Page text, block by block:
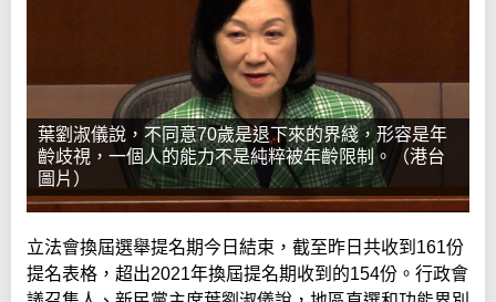
葉劉淑儀說，不同意70歲是退下來的界綫，形容是年
齡歧視，一個人的能力不是純粹被年齡限制。（港台
圖片）
立法會換屆選舉提名期今日結束，截至昨日共收到161份
提名表格，超出2021年換屆提名期收到的154份。行政會